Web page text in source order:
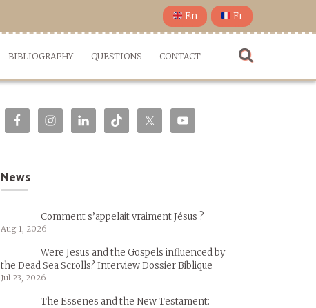
En Fr
BIBLIOGRAPHY QUESTIONS CONTACT
News
Comment s’appelait vraiment Jésus ?
Aug 1, 2026
Were Jesus and the Gospels influenced by
the Dead Sea Scrolls? Interview Dossier Biblique
Jul 23, 2026
The Essenes and the New Testament: